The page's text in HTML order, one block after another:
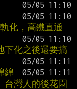
化，高鐵直通
化之後還要搞
綿
灣人的後花園